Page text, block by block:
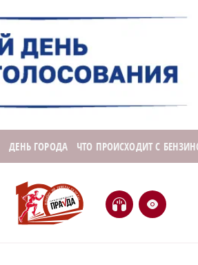
ДЕНЬ ГОРОДА ЧТО ПРОИСХОДИТ С
H e